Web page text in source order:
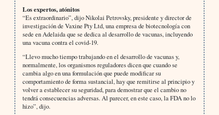
Los expertos, atónitos
“Es extraordinario”, dijo Nikolai Petrovsky, presidente y director de
investigación de Vaxine Pty Ltd, una empresa de biotecnología con
sede en Adelaida que se dedica al desarrollo de vacunas, incluyendo
una vacuna contra el covid-19.
“Llevo mucho tiempo trabajando en el desarrollo de vacunas y,
normalmente, los organismos reguladores dicen que cuando se
cambia algo en una formulación que puede modificar su
comportamiento de forma sustancial, hay que remitirse al principio y
volver a establecer su seguridad, para demostrar que el cambio no
tendrá consecuencias adversas. Al parecer, en este caso, la FDA no lo
hizo”, dijo.